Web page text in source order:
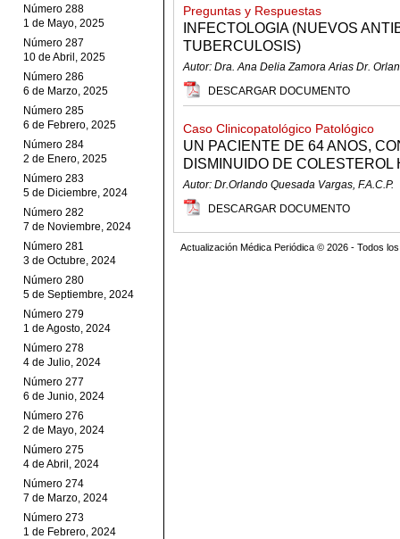
Número 288
1 de Mayo, 2025
Número 287
10 de Abril, 2025
Número 286
6 de Marzo, 2025
Número 285
6 de Febrero, 2025
Número 284
2 de Enero, 2025
Número 283
5 de Diciembre, 2024
Número 282
7 de Noviembre, 2024
Número 281
3 de Octubre, 2024
Número 280
5 de Septiembre, 2024
Número 279
1 de Agosto, 2024
Número 278
4 de Julio, 2024
Número 277
6 de Junio, 2024
Número 276
2 de Mayo, 2024
Número 275
4 de Abril, 2024
Número 274
7 de Marzo, 2024
Número 273
1 de Febrero, 2024
Preguntas y Respuestas
INFECTOLOGIA (NUEVOS
TUBERCULOSIS)
Autor: Dra. Ana Delia Zamora Arias Dr.
DESCARGAR DOCUMENTO
Caso Clinicopatológico Patológico
UN PACIENTE DE 64 ANOS,
DISMINUIDO DE COLESTEROL
Autor: Dr.Orlando Quesada Vargas, F.A.C.P.
DESCARGAR DOCUMENTO
Actualización Médica Periódica © 2026 - Todos